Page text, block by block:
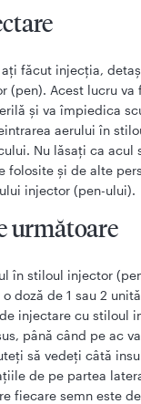
făcut injecţia,
(pen). Acest lucru va
şi va împiedica
aerului în
Nu lăsaţi ca acul
folosite şi de alte
injector (pen-ului).
următoare
în stiloul injector
doză de 1 sau 2
injectare cu stiloul
până când pe ac
să vedeţi câtă
de pe partea
fiecare semn este